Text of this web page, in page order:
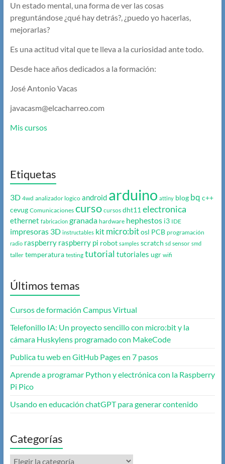
Un estado mental, una forma de ver las cosas
preguntándose ¿qué hay detrás?, ¿puedo yo hacerlas,
mejorarlas?
Es una actitud vital que te lleva a la curiosidad ante todo.
Desde hace años dedicados a la formación:
José Antonio Vacas
javacasm@elcacharreo.com
Mis cursos
Etiquetas
3D 4wd analizador logico android arduino attiny blog bq c++
cevug Comunicaciones curso cursos dht11 electronica
ethernet fabricacion granada hardware hephestos i3 IDE
impresoras 3D instructables kit micro:bit osl PCB programación
radio raspberry raspberry pi robot samples scratch sd sensor smd
taller temperatura testing tutorial tutoriales ugr wifi
Últimos temas
Cursos de formación Campus Virtual
Telefonillo IA: Un proyecto sencillo con micro:bit y la
cámara Huskylens programado con MakeCode
Publica tu web en GitHub Pages en 7 pasos
Aprende a programar Python y electrónica con la Raspberry
Pi Pico
Usando en educación chatGPT para generar contenido
Categorías
Categorías